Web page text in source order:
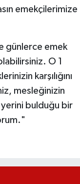
emekçilerimize
günlerce emek
O 1
karşılığını
mesleğinizin
bulduğu bir